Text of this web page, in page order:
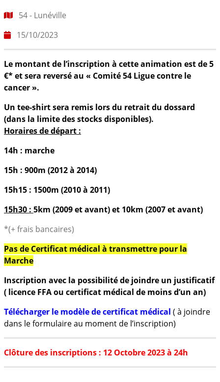
54 - Lunéville
15/10/2023
Le montant de l’inscription à cette animation est de 5
€* et sera reversé au « Comité 54 Ligue contre le
cancer ».
Un tee-shirt sera remis lors du retrait du dossard
(dans la limite des stocks disponibles).
Horaires de départ :
14h : marche
15h : 900m (2012 à 2014)
15h15 : 1500m (2010 à 2011)
15h30 : 5km (2009 et avant) et 10km (2007 et avant)
*(+ frais bancaires)
Pas de Certificat médical à transmettre pour la
Marche
Inscription avec la possibilité de joindre un justificatif
( licence FFA ou certificat médical de moins d’un an)
Télécharger le modèle de certificat médical ( à joindre
dans le formulaire au moment de l’inscription)
Clôture des inscriptions : 12 Octobre 2023 à 24h